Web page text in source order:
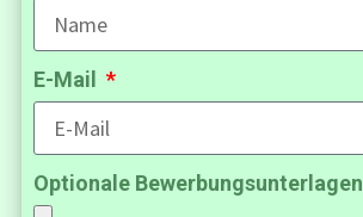
E-Mail
Optionale Bewerbungsunterlagen